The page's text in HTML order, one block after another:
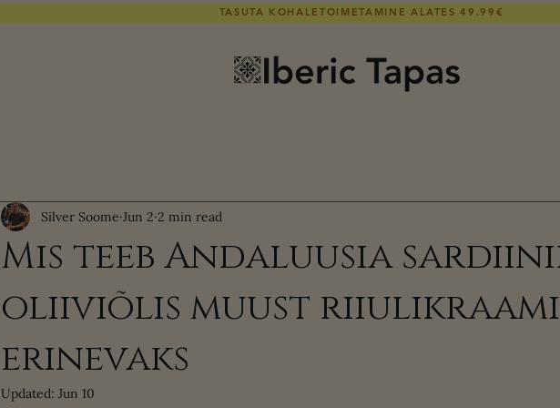
TASUTA KOHALETOIMETAMINE ALATES 49.99€
Mis teeb Andaluusia
oliiviõlis muust
erinevaks
Silver Soome Jun 2 2 min read
Updated: Jun 10